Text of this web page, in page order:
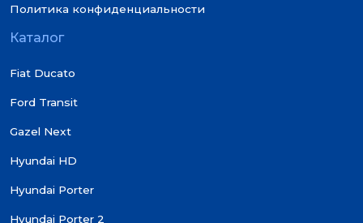
Политика конфиденциальности
Каталог
Fiat Ducato
Ford Transit
Gazel Next
Hyundai HD
Hyundai Porter
Hyundai Porter 2